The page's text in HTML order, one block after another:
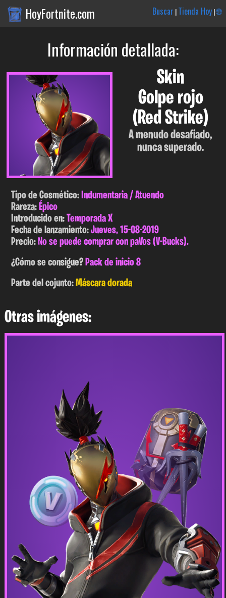
HoyFortnite.com Buscar |Tienda Hoy|🌐
Información detallada:
Skin
Golpe rojo
(Red Strike)
A menudo desafiado,
nunca superado.
Tipo de Cosmético:Indumentaria / Atuendo
Rareza:Épico
Introducido en:Temporada X
Fecha de lanzamiento:Jueves, 15-08-2019
Precio:No se puede comprar con paVos (V-Bucks).
¿Cómo se consigue?Pack de inicio 8
Parte del cojunto:Máscara dorada
Otras imágenes: